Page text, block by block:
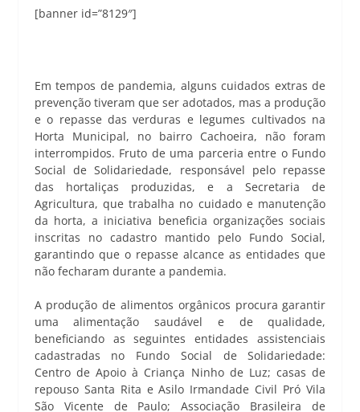
[banner id=”8129″]
Em tempos de pandemia, alguns cuidados extras de
prevenção tiveram que ser adotados, mas a produção
e o repasse das verduras e legumes cultivados na
Horta Municipal, no bairro Cachoeira, não foram
interrompidos. Fruto de uma parceria entre o Fundo
Social de Solidariedade, responsável pelo repasse
das hortaliças produzidas, e a Secretaria de
Agricultura, que trabalha no cuidado e manutenção
da horta, a iniciativa beneficia organizações sociais
inscritas no cadastro mantido pelo Fundo Social,
garantindo que o repasse alcance as entidades que
não fecharam durante a pandemia.
A produção de alimentos orgânicos procura garantir
uma alimentação saudável e de qualidade,
beneficiando as seguintes entidades assistenciais
cadastradas no Fundo Social de Solidariedade:
Centro de Apoio à Criança Ninho de Luz; casas de
repouso Santa Rita e Asilo Irmandade Civil Pró Vila
São Vicente de Paulo; Associação Brasileira de